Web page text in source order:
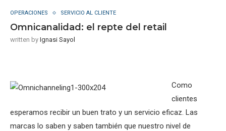
OPERACIONES SERVICIO AL CLIENTE
Omnicanalidad: el repte del retail
written by Ignasi Sayol
Como
clientes
esperamos recibir un buen trato y un servicio eficaz. Las
marcas lo saben y saben también que nuestro nivel de